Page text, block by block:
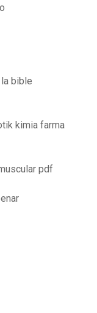
bible
kimia farma
pdf